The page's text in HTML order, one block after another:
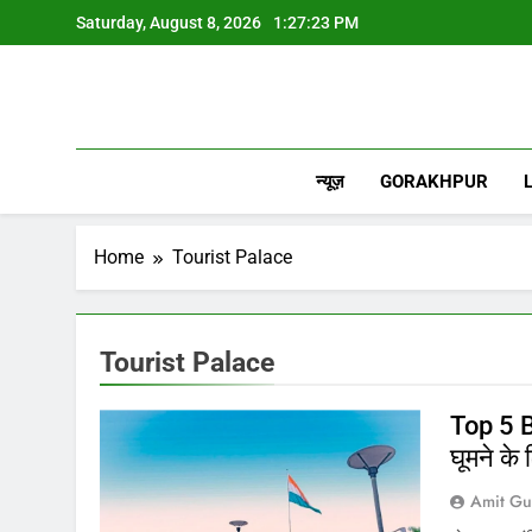
to
Saturday, August 8, 2026 1:27:23 PM
न्यूज़ GORAKHPUR
Home Tourist Palace
Tourist Palace
Top 5
घूमने के
Amit